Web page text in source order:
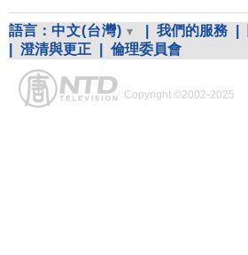
語言： 中文(台灣) 我們的服務
澄清與更正 倫理委員會
Copyright ©2002-2025